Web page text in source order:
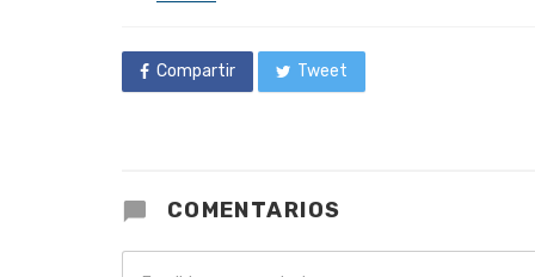
in
Compartir Tweet
COMENTARIOS